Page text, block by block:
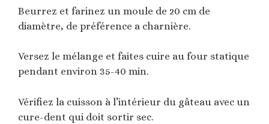
Beurrez et farinez un moule de 20 cm de
diamètre, de préférence a charnière.
Versez le mélange et faites cuire au four statique
pendant environ 35-40 min.
Vérifiez la cuisson à l’intérieur du gâteau avec un
cure-dent qui doit sortir sec.